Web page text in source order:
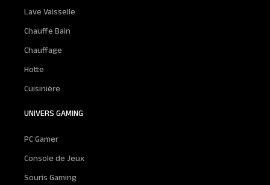
Lave Vaisselle
Chauffe Bain
Chauffage
Hotte
Cuisinière
UNIVERS GAMING
PC Gamer
Console de Jeux
Souris Gaming